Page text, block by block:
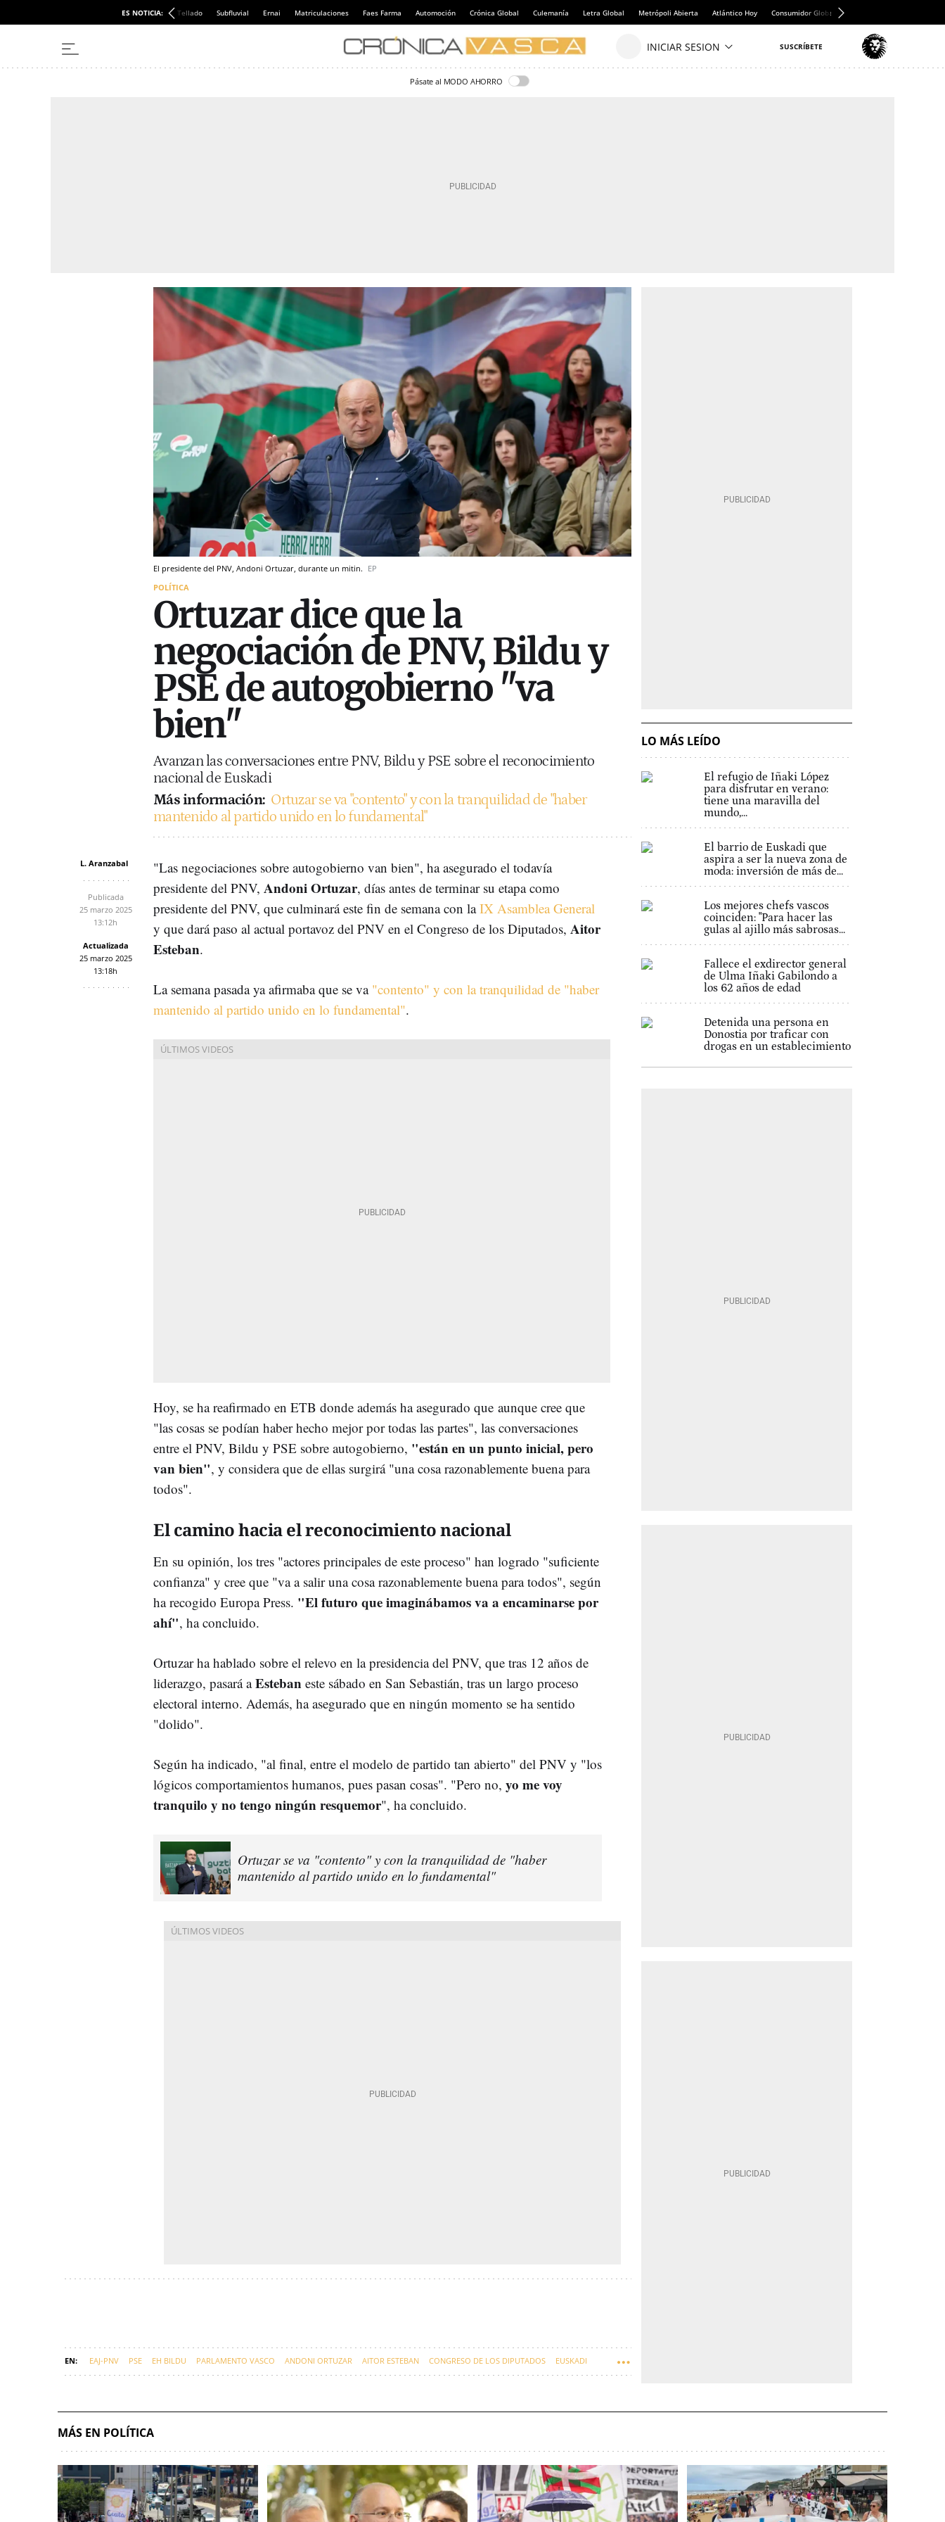
ES NOTICIA: Tellado Subfluvial Ernai Matriculaciones Faes Farma Automoción Crónica Global Culemanía Letra Global Metrópoli Abierta Atlántico Hoy Consumidor Global
Pásate al MODO AHORRO
El presidente del PNV, Andoni Ortuzar, durante un mitin. EP
POLÍTICA
Ortuzar dice que la
negociación de PNV, Bildu y
PSE de autogobierno "va
bien"
Avanzan las conversaciones entre PNV, Bildu y PSE sobre el reconocimiento
nacional de Euskadi
Más información: Ortuzar se va "contento" y con la tranquilidad de "haber
mantenido al partido unido en lo fundamental"
L. Aranzabal
Publicada
25 marzo 2025
13:12h
Actualizada
25 marzo 2025
13:18h
"Las negociaciones sobre autogobierno van bien", ha asegurado el todavía
presidente del PNV, Andoni Ortuzar, días antes de terminar su etapa como
presidente del PNV, que culminará este fin de semana con laIX Asamblea General
y que dará paso al actual portavoz del PNV en el Congreso de los Diputados, Aitor
Esteban.
La semana pasada ya afirmaba que se va "contento" y con la tranquilidad de "haber
mantenido al partido unido en lo fundamental".
Hoy, se ha reafirmado en ETB donde además ha asegurado que aunque cree que
"las cosas se podían haber hecho mejor por todas las partes", las conversaciones
entre el PNV, Bildu y PSE sobre autogobierno, "están en un punto inicial, pero
van bien", y considera que de ellas surgirá "una cosa razonablemente buena para
todos".
El camino hacia el reconocimiento nacional
En su opinión, los tres "actores principales de este proceso" han logrado "suficiente
confianza" y cree que "va a salir una cosa razonablemente buena para todos", según
ha recogido Europa Press. "El futuro que imaginábamos va a encaminarse por
ahí", ha concluido.
Ortuzar ha hablado sobre el relevo en la presidencia del PNV, que tras 12 años de
liderazgo, pasará aEsteban este sábado en San Sebastián, tras un largo proceso
electoral interno. Además, ha asegurado que en ningún momento se ha sentido
"dolido".
Según ha indicado, "al final, entre el modelo de partido tan abierto" del PNV y "los
lógicos comportamientos humanos, pues pasan cosas". "Pero no, yo me voy
tranquilo y no tengo ningún resquemor", ha concluido.
Ortuzar se va "contento" y con la tranquilidad de "haber
mantenido al partido unido en lo fundamental"
EAJ-PNV PSE EH BILDU PARLAMENTO VASCO ANDONI ORTUZAR AITOR ESTEBAN CONGRESO DE LOS DIPUTADOS EUSKADI
LO MÁS LEÍDO
El refugio de Iñaki López
para disfrutar en verano:
tiene una maravilla del
mundo,...
El barrio de Euskadi que
aspira a ser la nueva zona de
moda: inversión de más de...
Los mejores chefs vascos
coinciden: "Para hacer las
gulas al ajillo más sabrosas...
Fallece el exdirector general
de Ulma Iñaki Gabilondo a
los 62 años de edad
Detenida una persona en
Donostia por traficar con
drogas en un establecimiento
MÁS EN POLÍTICA